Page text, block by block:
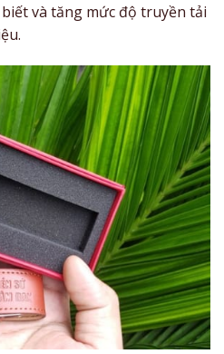
và tăng mức độ truyền tải